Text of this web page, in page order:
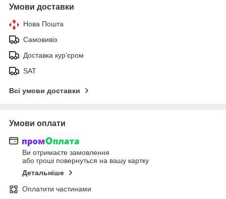
Умови доставки
Нова Пошта
Самовивіз
Доставка кур'єром
SAT
Всі умови доставки
Умови оплати
Ви отримаєте замовлення
або гроші повернуться на вашу картку
Детальніше
Оплатити частинами